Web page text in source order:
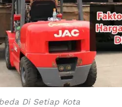
Di Setiap Kota